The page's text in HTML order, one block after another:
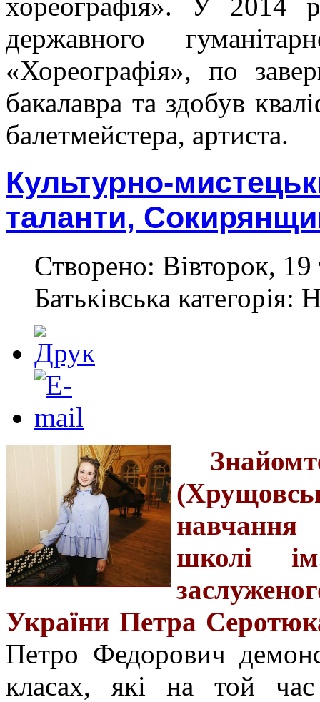
державного
«Хореографія», по
бакалавра та здобув
балетмейстера, артиста.
Культурно-
таланти,
Створено: Вівторок,
Батьківська категорія:
школі
України Петра
Петро Федорович
класах, які на той